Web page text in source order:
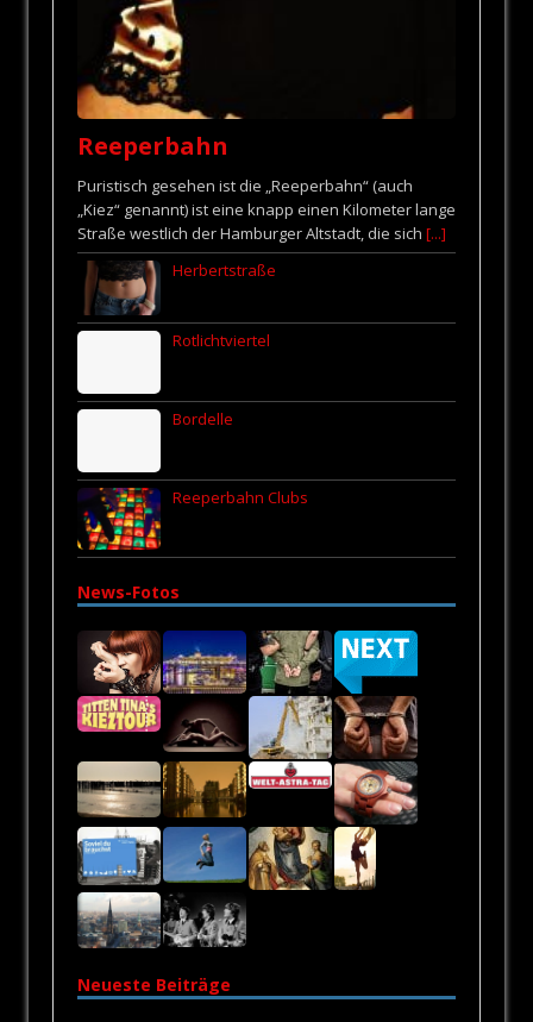
Reeperbahn
Puristisch gesehen ist die „Reeperbahn“ (auch
„Kiez“ genannt) ist eine knapp einen Kilometer lange
Straße westlich der Hamburger Altstadt, die sich [...]
Herbertstraße
Rotlichtviertel
Bordelle
Reeperbahn Clubs
News-Fotos
Neueste Beiträge